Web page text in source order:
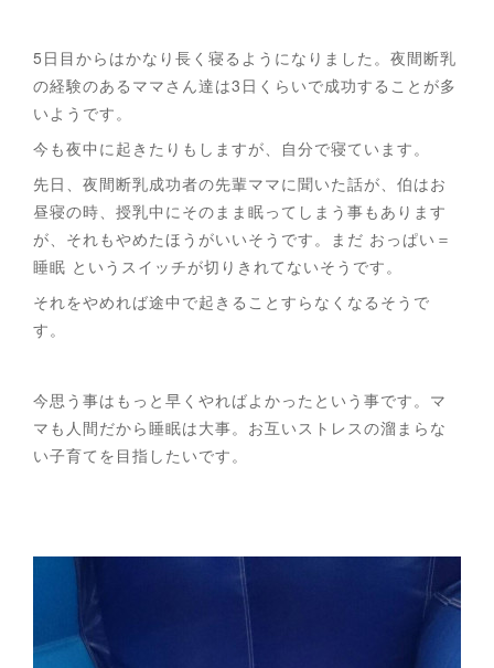
5日目からはかなり長く寝るようになりました。夜間断乳
の経験のあるママさん達は3日くらいで成功することが多
いようです。
今も夜中に起きたりもしますが、自分で寝ています。
先日、夜間断乳成功者の先輩ママに聞いた話が、伯はお
昼寝の時、授乳中にそのまま眠ってしまう事もあります
が、それもやめたほうがいいそうです。まだ おっぱい＝
睡眠 というスイッチが切りきれてないそうです。
それをやめれば途中で起きることすらなくなるそうで
す。
今思う事はもっと早くやればよかったという事です。マ
マも人間だから睡眠は大事。お互いストレスの溜まらな
い子育てを目指したいです。